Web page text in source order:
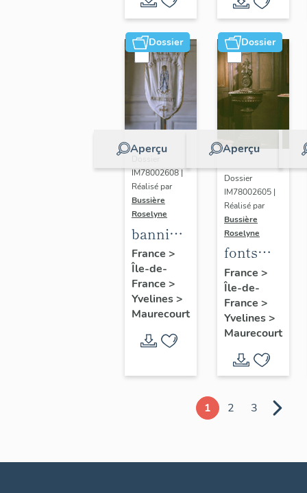
Dossier
Aperçu
IM78002608 |
Réalisé par
Bussière
Roselyne
bannière
de
procession
de la
congrégation
des
Enfants
France >
Île-de-
France >
Yvelines>
Maurecourt
Dossier
Aperçu
Dossier
IM78002605 |
Réalisé par
Bussière
Roselyne
fonts
baptismaux
n°1
France >
Île-de-
France >
Yvelines>
Maurecourt
1 2 3